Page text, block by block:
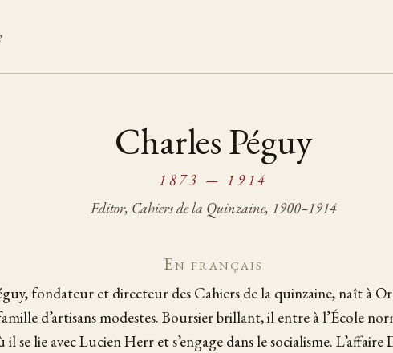
Charles Péguy
1873 — 1914
Editor, Cahiers de la Quinzaine, 1900–1914
En français
fondateur et directeur des Cahiers de la quinzaine, naît à
d’artisans modestes. Boursier brillant, il entre à l’École
il se lie avec Lucien Herr et s’engage dans le socialisme. L’affaire